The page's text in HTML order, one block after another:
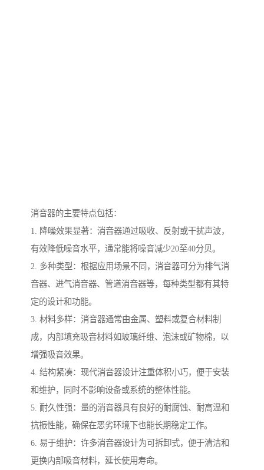
消音器的主要特点包括：
1. 降噪效果显著：消音器通过吸收、反射或干扰声波，
有效降低噪音水平，通常能将噪音减少20至40分贝。
2. 多种类型：根据应用场景不同，消音器可分为排气消
音器、进气消音器、管道消音器等，每种类型都有其特
定的设计和功能。
3. 材料多样：消音器通常由金属、塑料或复合材料制
成，内部填充吸音材料如玻璃纤维、泡沫或矿物棉，以
增强吸音效果。
4. 结构紧凑：现代消音器设计注重体积小巧，便于安装
和维护，同时不影响设备或系统的整体性能。
5. 耐久性强：量的消音器具有良好的耐腐蚀、耐高温和
抗振性能，确保在恶劣环境下也能长期稳定工作。
6. 易于维护：许多消音器设计为可拆卸式，便于清洁和
更换内部吸音材料，延长使用寿命。